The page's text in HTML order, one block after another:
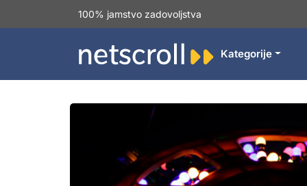
100% jamstvo zadovoljstva
Kategorije